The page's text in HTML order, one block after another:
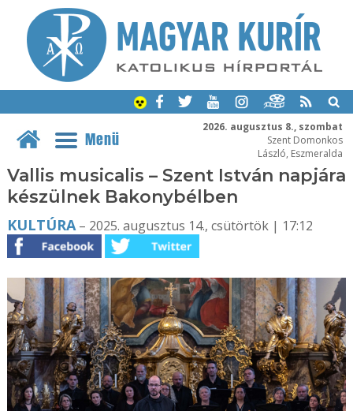
2026. augusztus 8., szombat
Szent Domonkos
László, Eszmeralda
Menü
Vallis musicalis – Szent István napjára
készülnek Bakonybélben
KULTÚRA– 2025. augusztus 14., csütörtök | 17:12